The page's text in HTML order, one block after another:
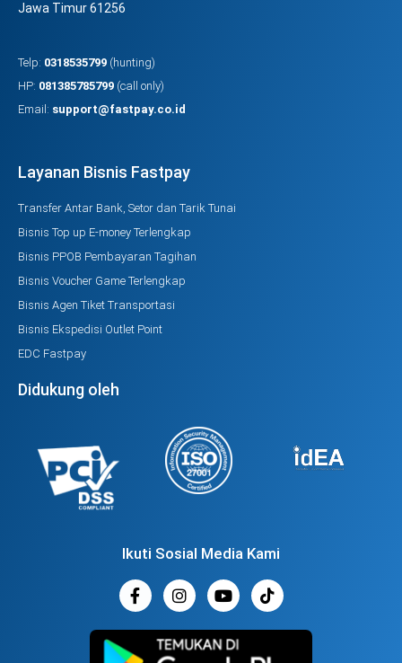
Jawa Timur 61256
Telp: 0318535799 (hunting)
HP: 081385785799 (call only)
Email: support@fastpay.co.id
Layanan Bisnis Fastpay
Transfer Antar Bank, Setor dan Tarik Tunai
Bisnis Top up E-money Terlengkap
Bisnis PPOB Pembayaran Tagihan
Bisnis Voucher Game Terlengkap
Bisnis Agen Tiket Transportasi
Bisnis Ekspedisi Outlet Point
EDC Fastpay
Didukung oleh
Ikuti Sosial Media Kami